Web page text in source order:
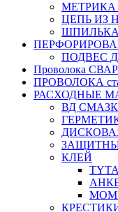
ЦЕПЬ ИЗ
ПОДВЕС
Проволока
ПРОВОЛОКА
РАСХОДНЫЕ
ВД
КЛЕЙ